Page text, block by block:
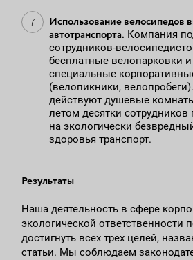
Использование велосипедов
автотранспорта. Компания
сотрудников-
бесплатные велопарковки
специальные
(велопикники,
действуют душевые
летом десятки сотрудников
на экологически
здоровья транспорт.
Результаты
Наша деятельность в сфере
экологической ответственности
достигнуть всех трех целей,
статьи. Мы соблюдаем